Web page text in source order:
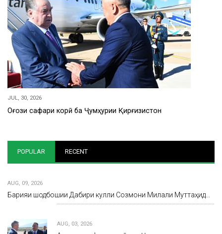
JUL, 30, 2026
Оғози сафари корӣ ба Ҷумҳурии Қирғизистон
POPULAR RECENT
AUG, 09, 2026
Барқияи шодбошии Дабири кулли Созмони Милали Муттаҳид…
AUG, 03, 2026